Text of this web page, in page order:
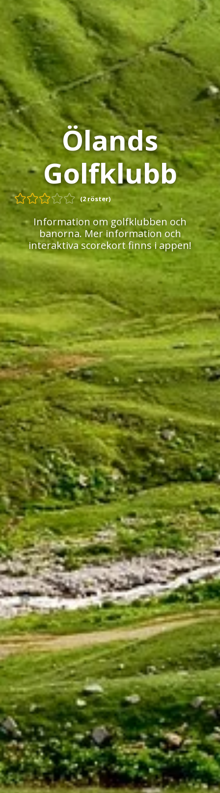
Ölands
Golfklubb
(2 röster)
Information om golfklubben och
banorna. Mer information och
interaktiva scorekort finns i appen!